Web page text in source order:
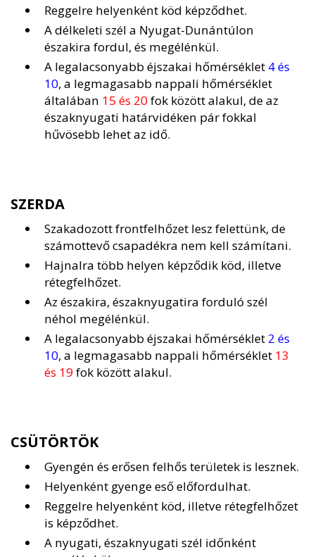
Reggelre helyenként köd képződhet.
A délkeleti szél a Nyugat-Dunántúlon
északira fordul, és megélénkül.
A legalacsonyabb éjszakai hőmérséklet 4 és
10, a legmagasabb nappali hőmérséklet
általában 15 és 20fok között alakul, de az
északnyugati határvidéken pár fokkal
hűvösebb lehet az idő.
SZERDA
Szakadozott frontfelhőzet lesz felettünk, de
számottevő csapadékra nem kell számítani.
Hajnalra több helyen képződik köd, illetve
rétegfelhőzet.
Az északira, északnyugatira forduló szél
néhol megélénkül.
A legalacsonyabb éjszakai hőmérséklet 2 és
10, a legmagasabb nappali hőmérséklet 13
és 19fok között alakul.
CSÜTÖRTÖK
Gyengén és erősen felhős területek is lesznek.
Helyenként gyenge eső előfordulhat.
Reggelre helyenként köd, illetve rétegfelhőzet
is képződhet.
A nyugati, északnyugati szél időnként